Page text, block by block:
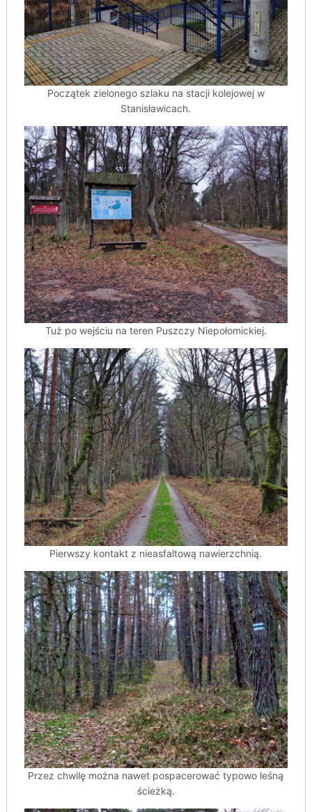
Początek zielonego szlaku na stacji kolejowej w
Stanisławicach.
Tuż po wejściu na teren Puszczy Niepołomickiej.
Pierwszy kontakt z nieasfaltową nawierzchnią.
Przez chwilę można nawet pospacerować typowo leśną
ścieżką.